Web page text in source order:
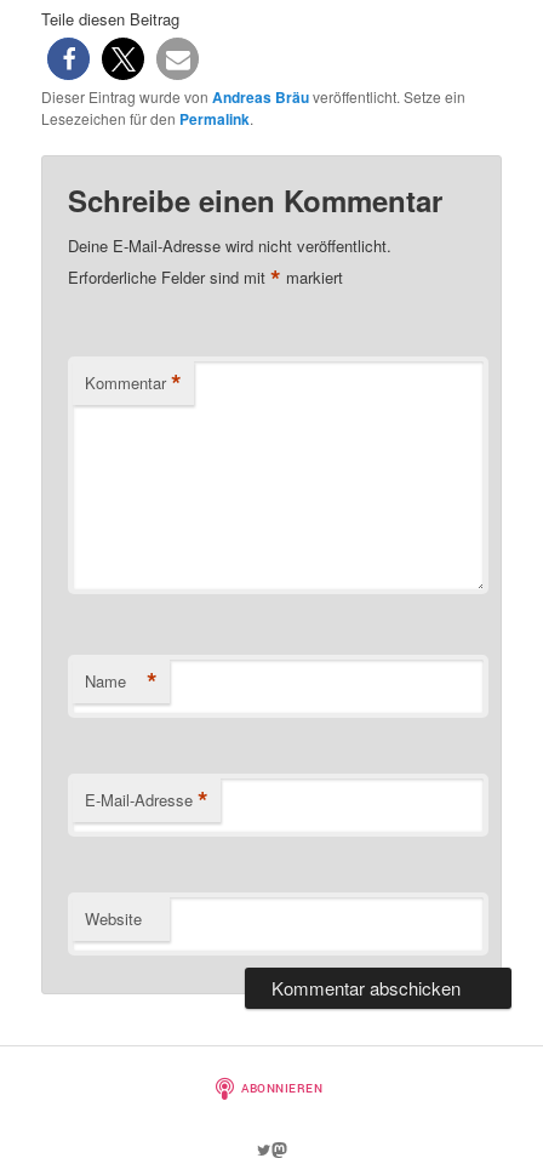
Teile diesen Beitrag
Dieser Eintrag wurde vonAndreas Bräuveröffentlicht. Setze ein
Lesezeichen für den Permalink.
Schreibe einen Kommentar
Deine E-Mail-Adresse wird nicht veröffentlicht.
Erforderliche Felder sind mit* markiert
Kommentar *
Name *
E-Mail-Adresse *
Website
Twitter
Mastodon